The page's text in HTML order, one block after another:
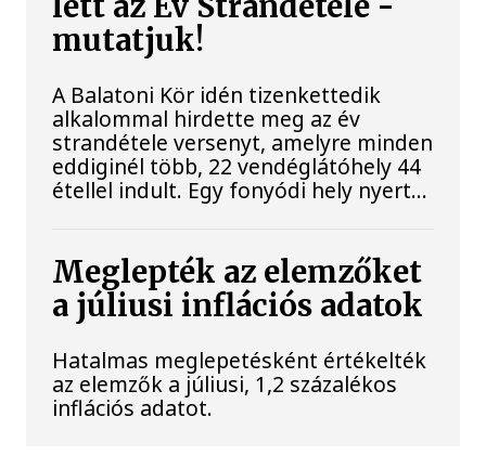
mutatjuk!
A Balatoni Kör idén tizenkettedik
alkalommal hirdette meg az év
strandétele versenyt, amelyre minden
eddiginél több, 22 vendéglátóhely 44
étellel indult. Egy fonyódi hely nyert...
Meglepték az elemzőket
a júliusi inflációs adatok
Hatalmas meglepetésként értékelték
az elemzők a júliusi, 1,2 százalékos
inflációs adatot.